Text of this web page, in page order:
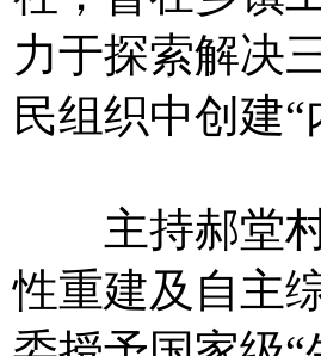
力于探索解决
民组织中创建
主持郝堂村
性重建及自主